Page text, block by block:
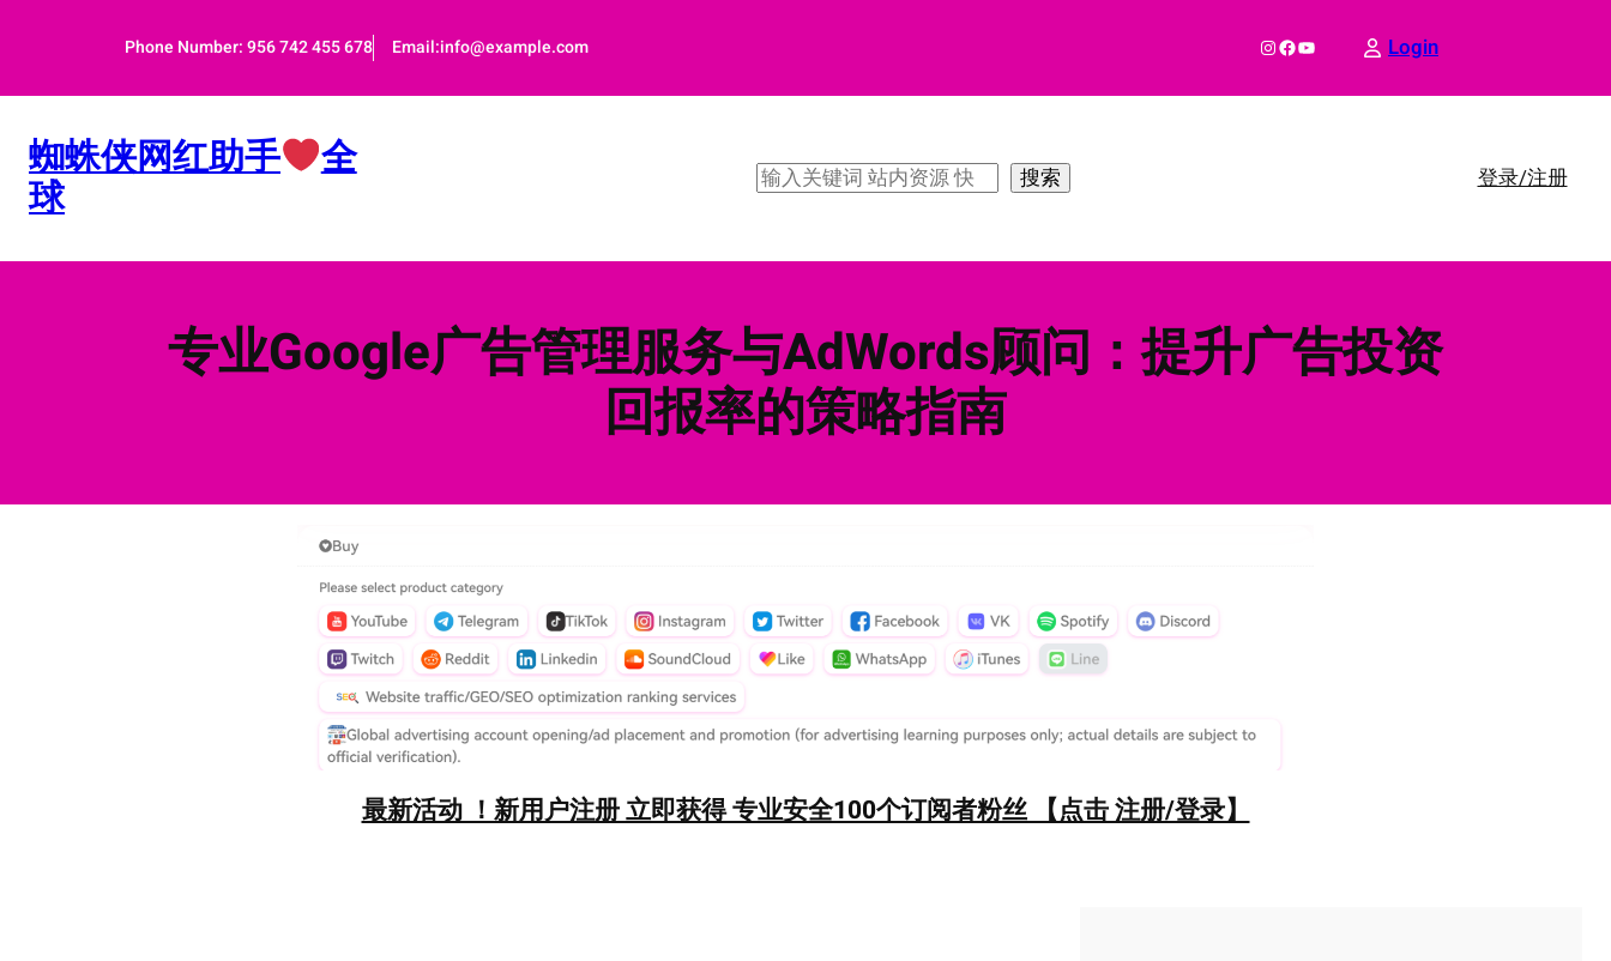
Phone Number: 956 742 455 678 Email:info@example.com InstagramFacebook YouTube Login
蜘蛛侠网红助手 全
球
搜
搜索 登录/注册
专业Google广告管理服务与AdWords顾问：提升广告投资
回报率的策略指南
最新活动 ！新用户注册 立即获得 专业安全100个订阅者粉丝 【点击 注册/登录】